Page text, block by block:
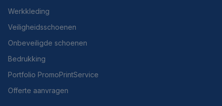
Werkkleding
Veiligheidsschoenen
Onbeveiligde schoenen
Bedrukking
Portfolio PromoPrintService
Offerte aanvragen